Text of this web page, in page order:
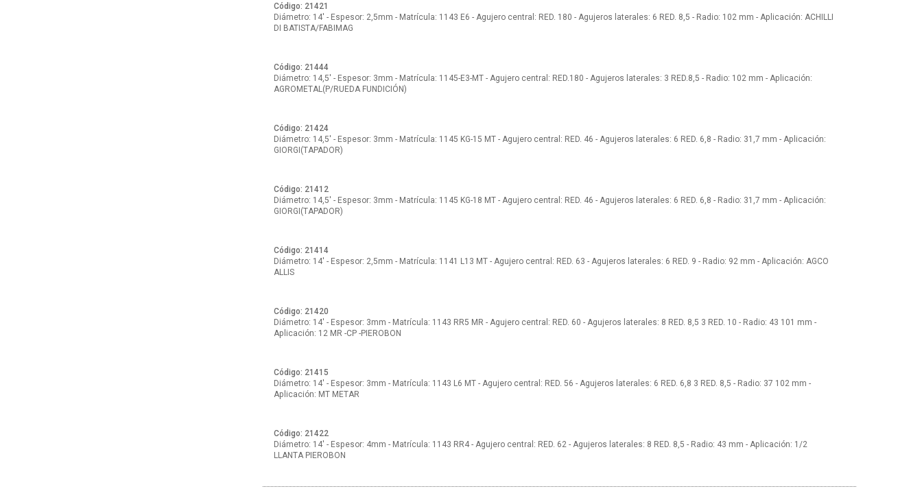
Código: 21421
Diámetro: 14' - Espesor: 2,5mm - Matrícula: 1143 E6 - Agujero central: RED. 180 - Agujeros laterales: 6 RED. 8,5 - Radio: 102 mm - Aplicación: ACHILLI
DI BATISTA/FABIMAG
Código: 21444
Diámetro: 14,5' - Espesor: 3mm - Matrícula: 1145-E3-MT - Agujero central: RED.180 - Agujeros laterales: 3 RED.8,5 - Radio: 102 mm - Aplicación:
AGROMETAL(P/RUEDA FUNDICIÓN)
Código: 21424
Diámetro: 14,5' - Espesor: 3mm - Matrícula: 1145 KG-15 MT - Agujero central: RED. 46 - Agujeros laterales: 6 RED. 6,8 - Radio: 31,7 mm - Aplicación:
GIORGI(TAPADOR)
Código: 21412
Diámetro: 14,5' - Espesor: 3mm - Matrícula: 1145 KG-18 MT - Agujero central: RED. 46 - Agujeros laterales: 6 RED. 6,8 - Radio: 31,7 mm - Aplicación:
GIORGI(TAPADOR)
Código: 21414
Diámetro: 14' - Espesor: 2,5mm - Matrícula: 1141 L13 MT - Agujero central: RED. 63 - Agujeros laterales: 6 RED. 9 - Radio: 92 mm - Aplicación: AGCO
ALLIS
Código: 21420
Diámetro: 14' - Espesor: 3mm - Matrícula: 1143 RR5 MR - Agujero central: RED. 60 - Agujeros laterales: 8 RED. 8,5 3 RED. 10 - Radio: 43 101 mm -
Aplicación: 12 MR -CP -PIEROBON
Código: 21415
Diámetro: 14' - Espesor: 3mm - Matrícula: 1143 L6 MT - Agujero central: RED. 56 - Agujeros laterales: 6 RED. 6,8 3 RED. 8,5 - Radio: 37 102 mm -
Aplicación: MT METAR
Código: 21422
Diámetro: 14' - Espesor: 4mm - Matrícula: 1143 RR4 - Agujero central: RED. 62 - Agujeros laterales: 8 RED. 8,5 - Radio: 43 mm - Aplicación: 1/2
LLANTA PIEROBON